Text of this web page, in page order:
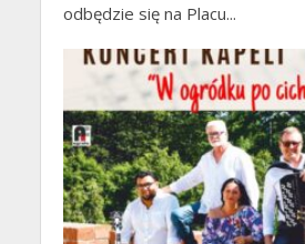
odbędzie się na Placu...